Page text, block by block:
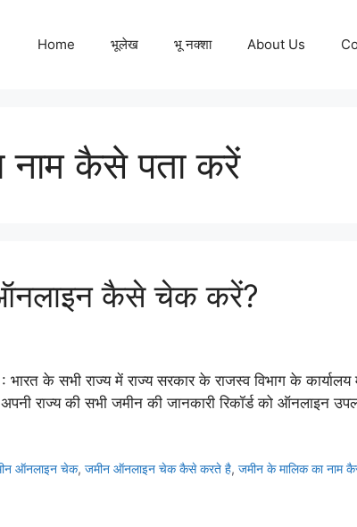
Home भूलेख भू नक्शा About Us
नाम कैसे पता करें
कैसे चेक करें?
के सभी राज्य में राज्य सरकार के राजस्व विभाग के कार्यालय में
राज्य की सभी जमीन की जानकारी रिकॉर्ड को ऑनलाइन
ऑनलाइन चेक,जमीन ऑनलाइन चेक कैसे करते है,जमीन के मालिक का नाम